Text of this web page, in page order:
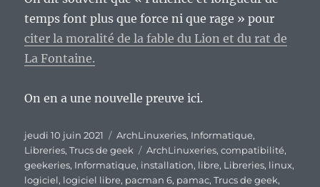
temps font plus que force ni que rage » pour
citer la moralité de la fable du Lion et du rat de
La Fontaine.
On en a une nouvelle preuve ici.
Publié
le
jeudi 10 juin 2021 Catégories
ArchLinuxeries, Informatique,
Libreries,Trucs de geek Étiquettes
ArchLinuxeries,compatibilité,
geekeries, Informatique, installation, libre, Libreries, linux,
logiciel, logiciel libre, pacman 6, pamac,Trucs de geek,